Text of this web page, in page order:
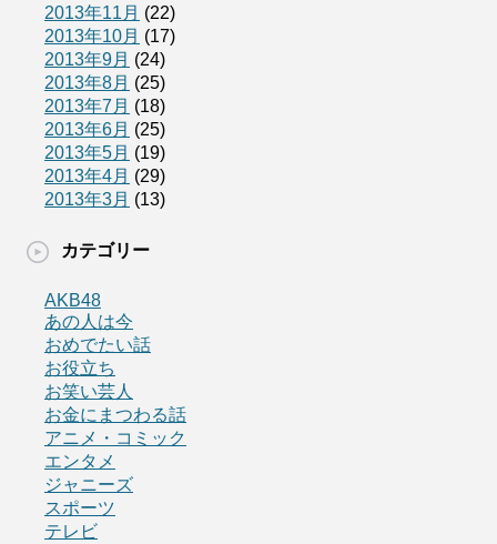
2013年11月 (22)
2013年10月 (17)
2013年9月 (24)
2013年8月 (25)
2013年7月 (18)
2013年6月 (25)
2013年5月 (19)
2013年4月 (29)
2013年3月 (13)
カテゴリー
AKB48
あの人は今
おめでたい話
お役立ち
お笑い芸人
お金にまつわる話
アニメ・コミック
エンタメ
ジャニーズ
スポーツ
テレビ